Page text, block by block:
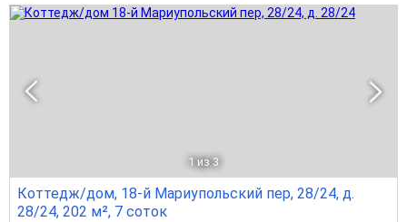
1 из 3
Коттедж/дом, 18-й Мариупольский пер, 28/24, д.
28/24, 202 м², 7 соток